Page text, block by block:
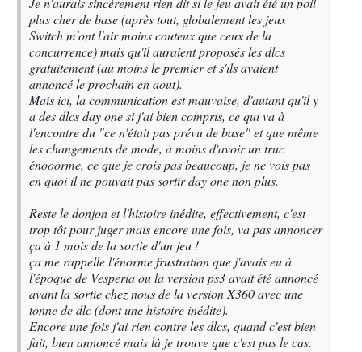
plus cher de base (après tout, globalement les jeux
Switch m'ont l'air moins couteux que ceux de la
concurrence) mais qu'il auraient proposés les dlcs
gratuitement (au moins le premier et s'ils avaient
annoncé le prochain en aout).
Mais ici, la communication est mauvaise, d'autant qu'il y
a des dlcs day one si j'ai bien compris, ce qui va à
l'encontre du "ce n'était pas prévu de base" et que même
les changements de mode, à moins d'avoir un truc
énooorme, ce que je crois pas beaucoup, je ne vois pas
en quoi il ne pouvait pas sortir day one non plus.
Reste le donjon et l'histoire inédite, effectivement, c'est
trop tôt pour juger mais encore une fois, va pas annoncer
ça à 1 mois de la sortie d'un jeu !
ça me rappelle l'énorme frustration que j'avais eu à
l'époque de Vesperia ou la version ps3 avait été annoncé
avant la sortie chez nous de la version X360 avec une
tonne de dlc (dont une histoire inédite).
Encore une fois j'ai rien contre les dlcs, quand c'est bien
fait, bien annoncé mais là je trouve que c'est pas le cas.